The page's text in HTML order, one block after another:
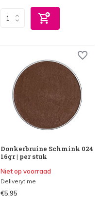
Donkerbruine Schmink 024
16gr | per stuk
Niet op voorraad
Deliverytime
€5,95